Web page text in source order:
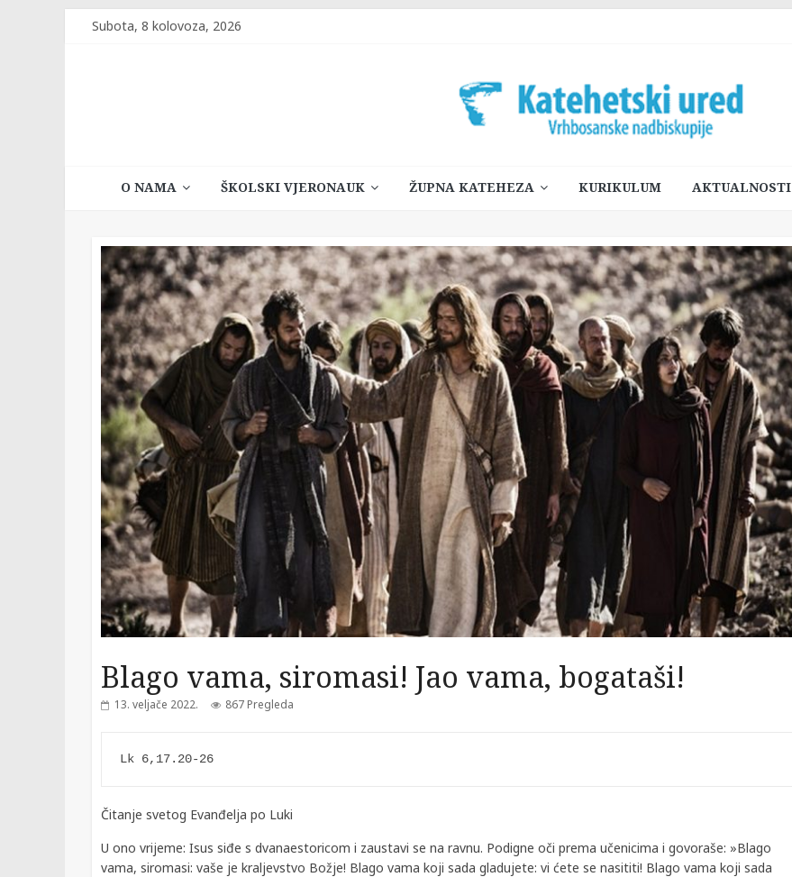
Subota, 8 kolovoza, 2026
Vrhbosanske
nadbiskupije
O NAMA ŠKOLSKI VJERONAUK ŽUPNA KATEHEZA KURIKULUM AKTUALNOSTI
Blago vama, siromasi! Jao vama, bogataši!
13. veljače 2022. 867 Pregleda
Lk 6,17.20-26
Čitanje svetog Evanđelja po Luki
U ono vrijeme: Isus siđe s dvanaestoricom i zaustavi se na ravnu. Podigne oči prema učenicima i govoraše: »Blago
vama, siromasi: vaše je kraljevstvo Božje! Blago vama koji sada gladujete: vi ćete se nasititi! Blago vama koji sada